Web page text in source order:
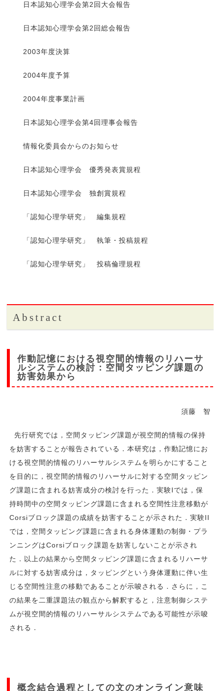
日本認知心理学会第2回大会報告
日本認知心理学会第2回総会報告
2003年度決算
2004年度予算
2004年度事業計画
日本認知心理学会第4回理事会報告
情報化委員会からのお知らせ
日本認知心理学会 優秀発表賞規程
日本認知心理学会 独創賞規程
「認知心理学研究」 編集規程
「認知心理学研究」 執筆・投稿規程
「認知心理学研究」 投稿倫理規程
Abstract
作動記憶における視空間的情報のリハーサ
ルシステムの検討：空間タッピング課題の
妨害効果から
須藤 智
先行研究では，空間タッピング課題が視空間的情報の保持
を妨害することが報告されている．本研究は，作動記憶にお
ける視空間的情報のリハーサルシステムを明らかにすること
を目的に，視空間的情報のリハーサルに対する空間タッピン
グ課題に含まれる妨害成分の検討を行った．実験Iでは，保
持時間中の空間タッピング課題に含まれる空間性注意移動が
Corsiブロック課題の成績を妨害することが示された．実験II
では，空間タッピング課題に含まれる身体運動の制御・プラ
ンニングはCorsiブロック課題を妨害しないことが示され
た．以上の結果から空間タッピング課題に含まれるリハーサ
ルに対する妨害成分は，タッピングという身体運動に伴い生
じる空間性注意の移動であることが示唆される．さらに，こ
の結果を二重課題法の観点から解釈すると，注意制御システ
ムが視空間的情報のリハーサルシステムである可能性が示唆
される．
概念結合過程としての文のオンライン意味